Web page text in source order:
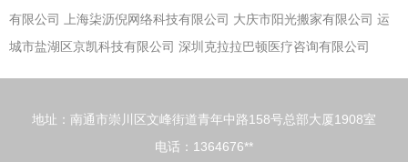
有限公司
上海柒沥倪网络科技有限公司 大庆市阳光搬家有限公司 运
城市盐湖区京凯科技有限公司 深圳克拉拉巴顿医疗咨询有限公司
地址：南通市崇川区文峰街道青年中路158号总部大厦1908室
电话：1364676**